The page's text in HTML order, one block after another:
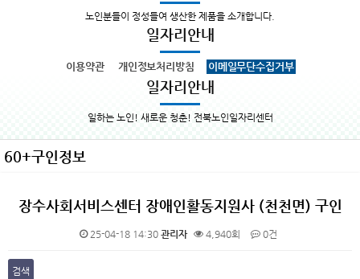
노인분들이 정성들여 생산한 제품을 소개합니다.
일자리안내
이용약관 개인정보처리방침 이메일무단수집거부
일자리안내
일하는 노인! 새로운 청춘! 전북노인일자리센터
60+구인정보
장수사회서비스센터 장애인활동지원사 (천천면) 구인
25-04-18 14:30 관리자 4,940회 0건
검색